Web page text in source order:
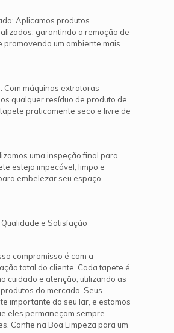
Aplicamos produtos
garantindo a remoção de
promovendo um ambiente mais
Com máquinas extratoras
qualquer resíduo de produto de
praticamente seco e livre de
uma inspeção final para
esteja impecável, limpo e
embelezar seu espaço
e Satisfação
compromisso é com a
total do cliente. Cada tapete é
cuidado e atenção, utilizando as
do mercado. Seus
importante do seu lar, e estamos
eles permaneçam sempre
Confie na Boa Limpeza para um